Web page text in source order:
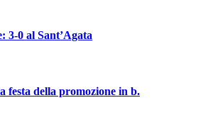
3-0 al Sant’Agata
festa della promozione in b.